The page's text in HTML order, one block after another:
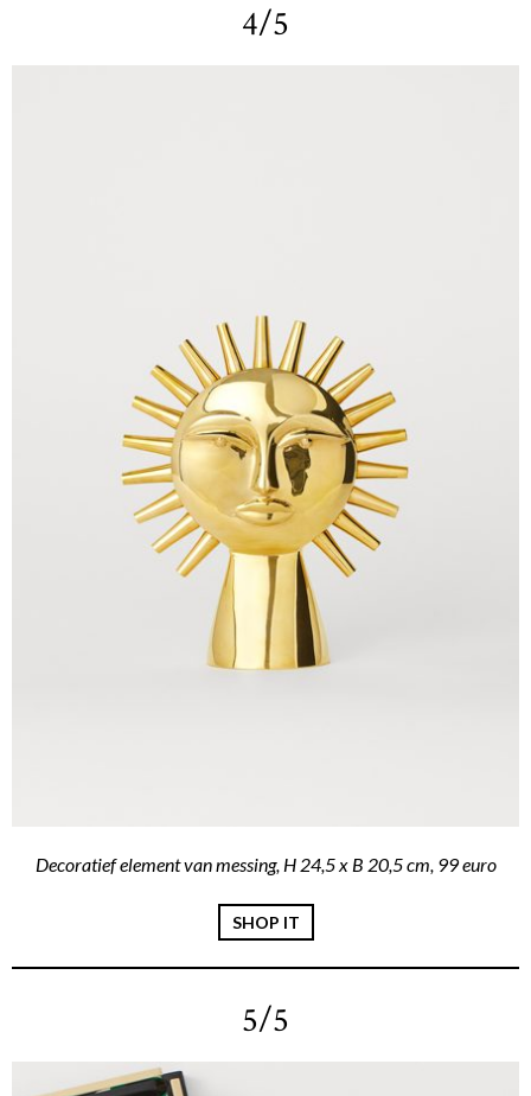
4/5
Decoratief element van messing, H 24,5 x B 20,5 cm, 99 euro
SHOP IT
5/5